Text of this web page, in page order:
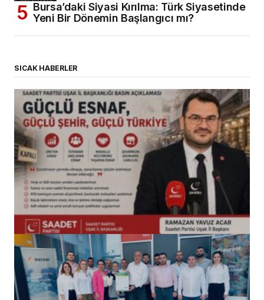
Bursa’daki Siyasi Kırılma: Türk Siyasetinde
Yeni Bir Dönemin Başlangıcı mı?
SICAK HABERLER
(başlıksız)
Alaattin Karahan tarafından 14/07/2026